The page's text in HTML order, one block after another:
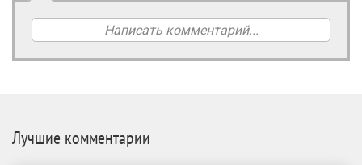
Написать комментарий...
Лучшие комментарии